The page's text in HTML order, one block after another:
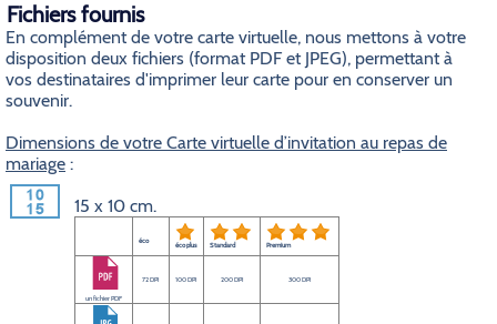
Fichiers fournis
En complément de votre carte virtuelle, nous mettons à votre
disposition deux fichiers (format PDF et JPEG), permettant à
vos destinataires d'imprimer leur carte pour en conserver un
souvenir.
Dimensions de votre Carte virtuelle d’invitation au repas de
mariage :
15 x 10 cm.
éco éco plus Standard Premium
un fichier PDF
72 DPI 100 DPI 200 DPI 300 DPI